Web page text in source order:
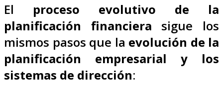
El proceso evolutivo de la
planificación financiera sigue los
mismos pasos que la evolución de la
planificación empresarial y los
sistemas de dirección: